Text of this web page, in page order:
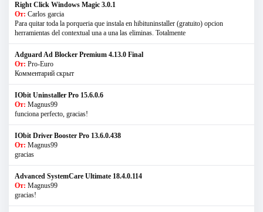
Right Click Windows Magic 3.0.1
От: Carlos garcia
Para quitar toda la porqueria que instala en hibituninstaller (gratuito) opcion
herramientas del contextual una a una las eliminas. Totalmente
Adguard Ad Blocker Premium 4.13.0 Final
От: Pro-Euro
Комментарий скрыт
IObit Uninstaller Pro 15.6.0.6
От: Magnus99
funciona perfecto, gracias!
IObit Driver Booster Pro 13.6.0.438
От: Magnus99
gracias
Advanced SystemCare Ultimate 18.4.0.114
От: Magnus99
gracias!